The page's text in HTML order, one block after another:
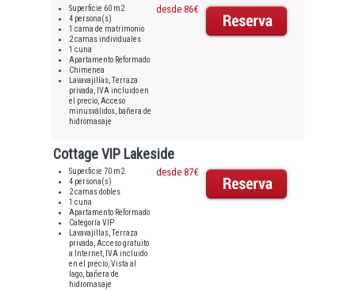
Superficie 60 m2
4 persona(s)
1 cama de matrimonio
2 camas individuales
1 cuna
Apartamento Reformado
Chimenea
Lavavajillas, Terraza
privada, IVA incluido en
el precio, Acceso
minusválidos, bañera de
hidromasaje
desde 86€
Cottage VIP Lakeside
Superficie 70 m2
4 persona(s)
2 camas dobles
1 cuna
Apartamento Reformado
Categoría VIP
Lavavajillas, Terraza
privada, Acceso gratuito
a Internet, IVA incluido
en el precio, Vista al
lago, bañera de
hidromasaje
desde 87€